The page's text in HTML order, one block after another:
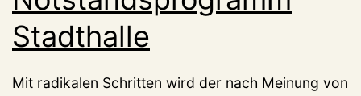
Stadthalle
Mit radikalen Schritten wird der nach Meinung von